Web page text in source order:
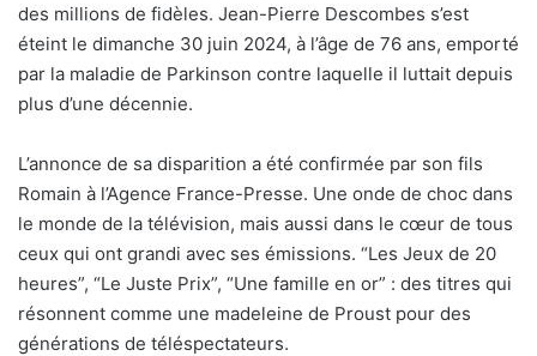
des millions de fidèles. Jean-Pierre Descombes s’est
éteint le dimanche 30 juin 2024, à l’âge de 76 ans, emporté
par la maladie de Parkinson contre laquelle il luttait depuis
plus d’une décennie.
L’annonce de sa disparition a été confirmée par son fils
Romain à l’Agence France-Presse. Une onde de choc dans
le monde de la télévision, mais aussi dans le cœur de tous
ceux qui ont grandi avec ses émissions. “Les Jeux de 20
heures”, “Le Juste Prix”, “Une famille en or” : des titres qui
résonnent comme une madeleine de Proust pour des
générations de téléspectateurs.